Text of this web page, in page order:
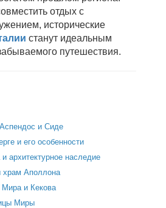
отдых с
исторические
станут идеальным
путешествия.
и Сиде
и его особенности
архитектурное наследие
храм Аполлона
и Кекова
Миры